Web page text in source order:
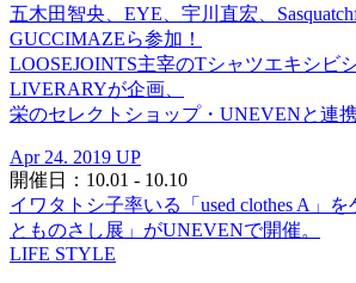
五木田智央、EYE、宇川直宏、
GUCCIMAZEら参加！
LOOSEJOINTS主宰のTシャツエキシビ
LIVERARYが企画、
栄のセレクトショップ・UNEVENと連携
Apr 24. 2019 UP
開催日：10.01 - 10.10
イワタトシ子率いる「used clothes A」
とものさし展」がUNEVENで開催。
LIFE STYLE